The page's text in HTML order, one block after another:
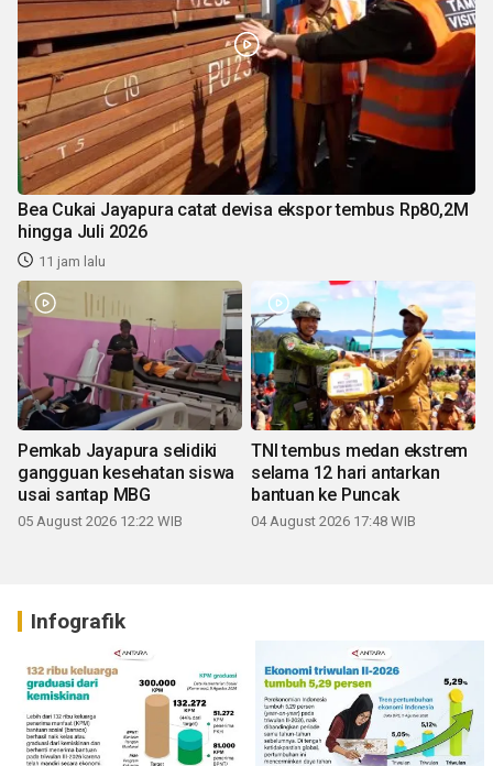
Bea Cukai Jayapura catat devisa ekspor tembus Rp80,2M
hingga Juli 2026
11 jam lalu
Pemkab Jayapura selidiki
gangguan kesehatan siswa
usai santap MBG
05 August 2026 12:22 WIB
TNI tembus medan ekstrem
selama 12 hari antarkan
bantuan ke Puncak
04 August 2026 17:48 WIB
Infografik